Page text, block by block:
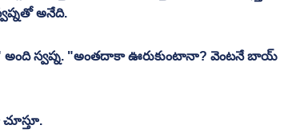
అనేది.
స్వప్న. "అంతదాకా ఊరుకుంటానా? వెంటనే బాయ్